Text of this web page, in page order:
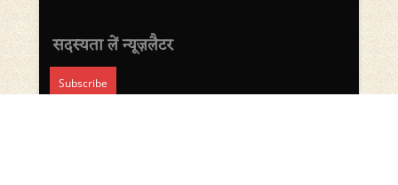
सदस्यता लें न्यूज़लैटर